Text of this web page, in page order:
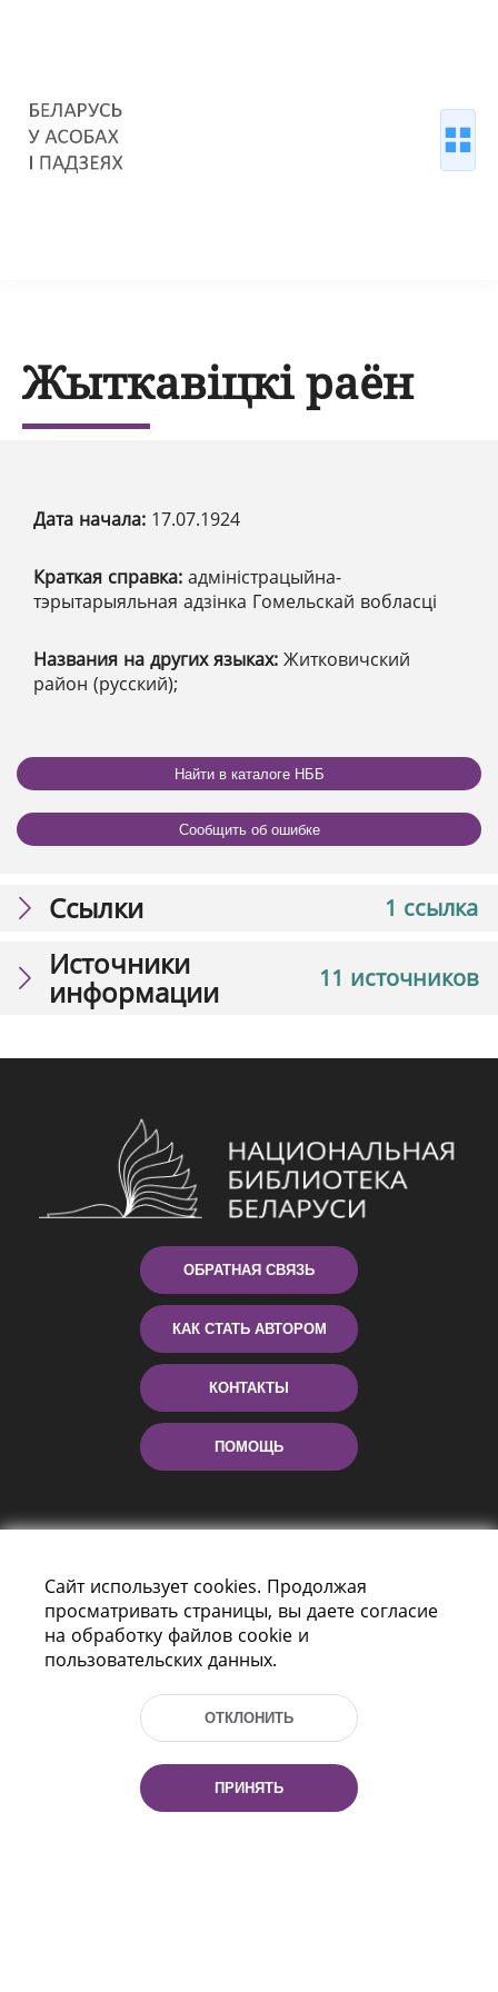
Жыткавіцкі раён
Дата начала: 17.07.1924
Краткая справка: адміністрацыйна-
тэрытарыяльная адзінка Гомельскай вобласці
Названия на других языках: Житковичский
район (русский);
Найти в каталоге НББ
Сообщить об ошибке
1 ссылка
Ссылки
11 источников
Источники
информации
ОБРАТНАЯ СВЯЗЬ
КАК СТАТЬ АВТОРОМ
КОНТАКТЫ
ПОМОЩЬ
Пр-т Независимости 116
Тел.: (+375 17) 368 37 37, Факс: (+375 17)
Сайт использует cookies. Продолжая
просматривать страницы, вы даете согласие
на обработку файлов cookie и
пользовательских данных.
ОТКЛОНИТЬ
ПРИНЯТЬ